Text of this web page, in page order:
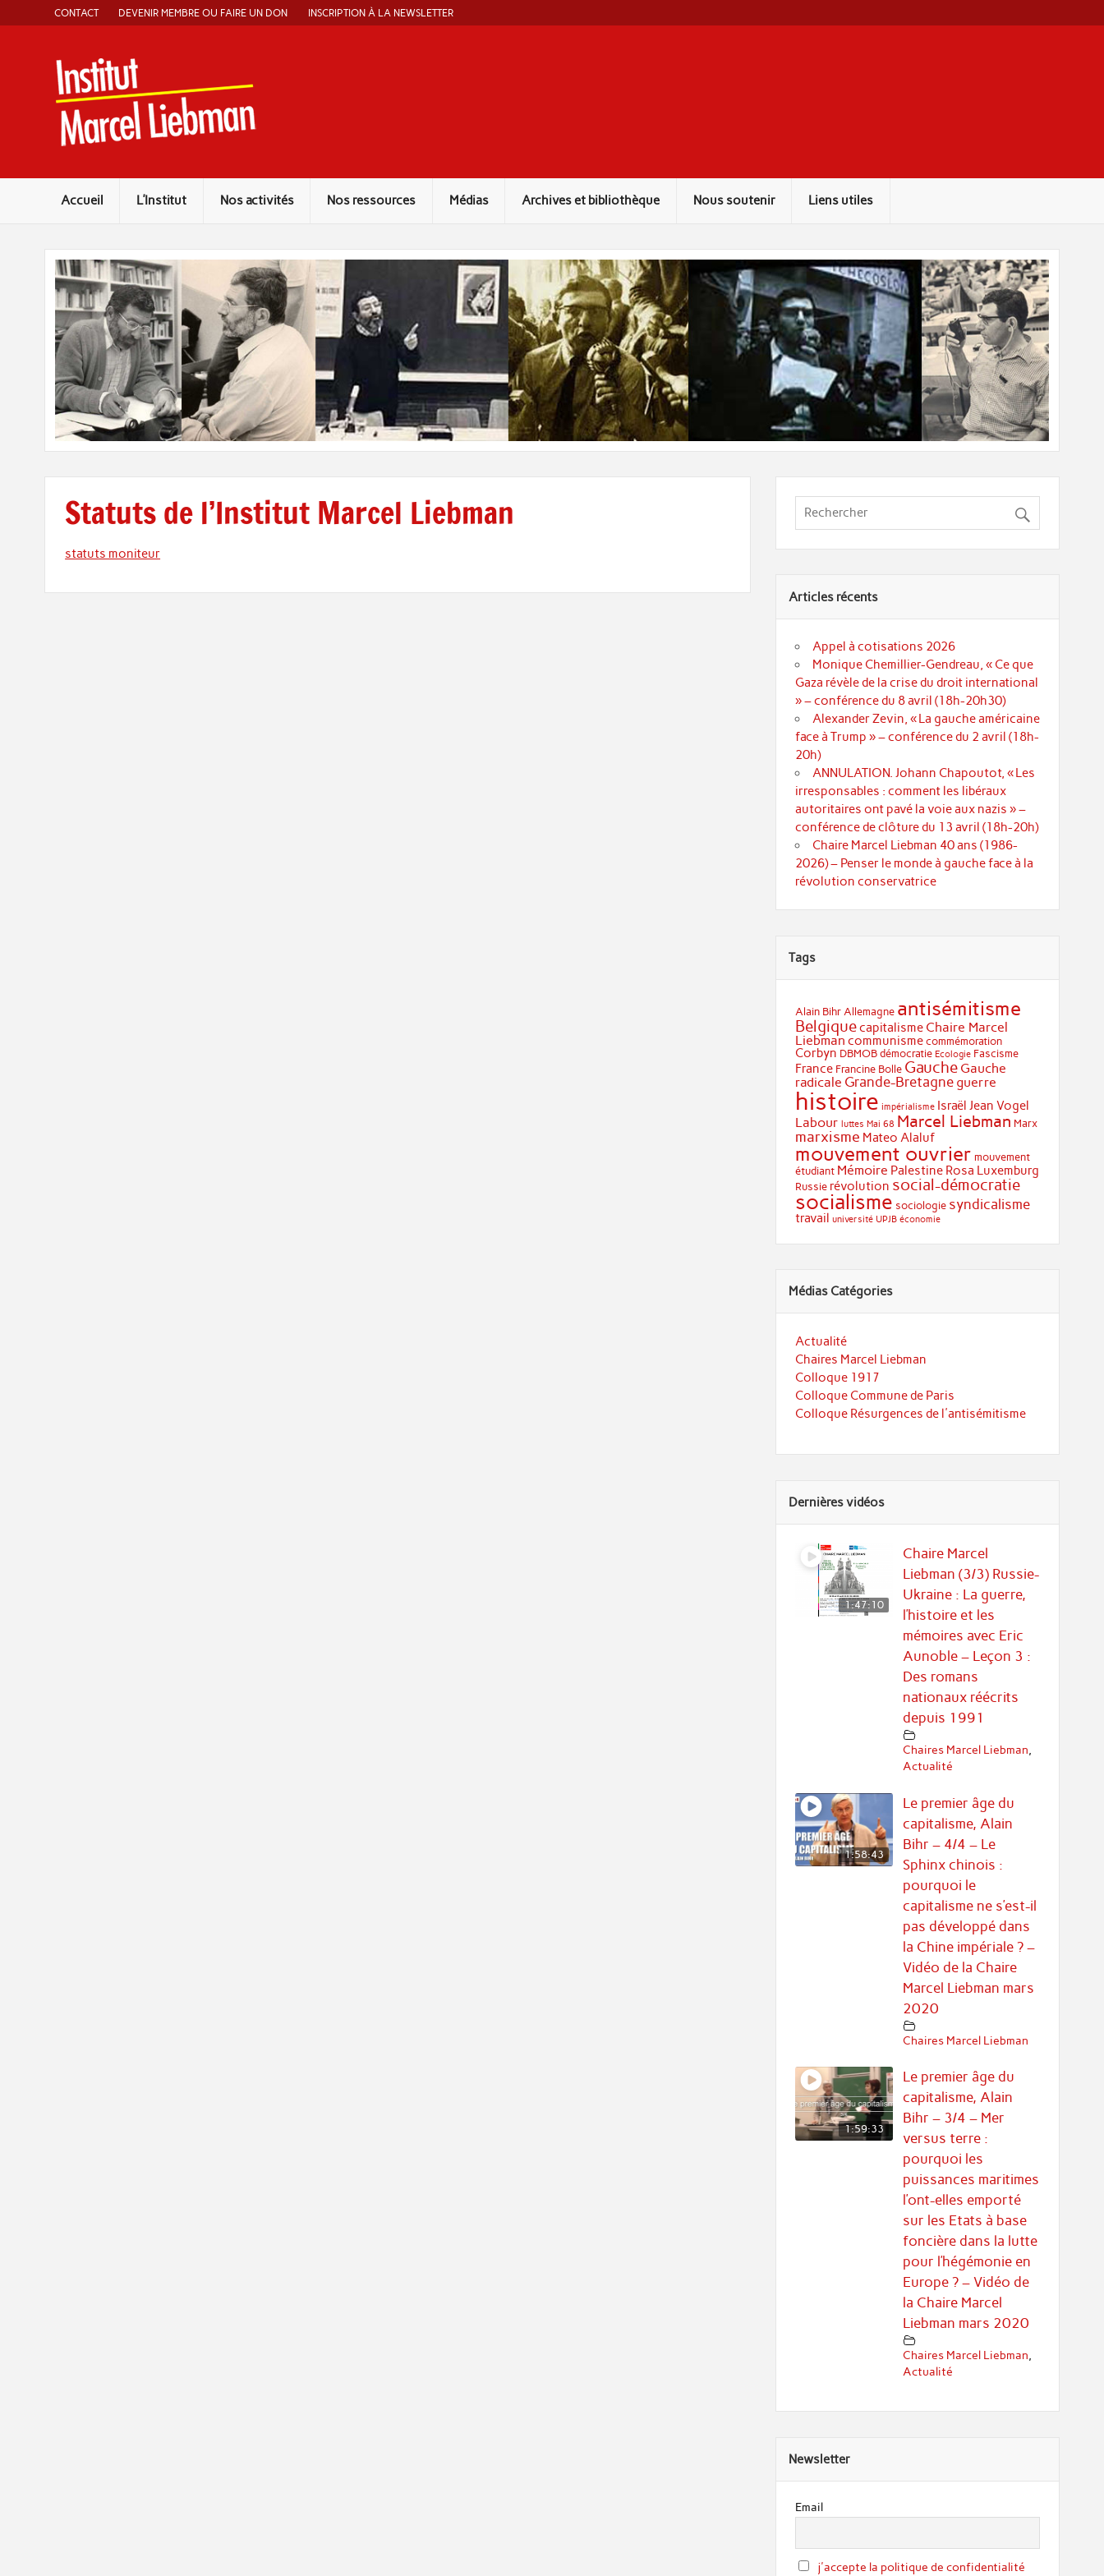
content
CONTACT DEVENIR MEMBRE OU FAIRE UN DON INSCRIPTION À LA NEWSLETTER
Accueil L’Institut Nos activités Nos ressources Médias Archives et bibliothèque Nous soutenir Liens utiles
Statuts de l’Institut Marcel Liebman
statuts moniteur
Articles récents
Appel à cotisations 2026
Monique Chemillier-Gendreau, « Ce que
Gaza révèle de la crise du droit international
» – conférence du 8 avril (18h-20h30)
Alexander Zevin, « La gauche américaine
face à Trump » – conférence du 2 avril (18h-
20h)
ANNULATION. Johann Chapoutot, « Les
irresponsables : comment les libéraux
autoritaires ont pavé la voie aux nazis » –
conférence de clôture du 13 avril (18h-20h)
Chaire Marcel Liebman 40 ans (1986-
2026) – Penser le monde à gauche face à la
révolution conservatrice
Tags
Alain Bihr Allemagne antisémitisme
Belgiquecapitalisme Chaire Marcel
Liebman communisme commémoration
Corbyn DBMOB démocratie Ecologie Fascisme
France Francine Bolle Gauche Gauche
radicale Grande-Bretagne guerre
histoire impérialisme Israël Jean Vogel
Labour luttes Mai 68 Marcel Liebman Marx
marxisme Mateo Alaluf
mouvement ouvrier mouvement
étudiant Mémoire Palestine Rosa Luxemburg
Russie révolution social-démocratie
socialisme sociologie syndicalisme
travail université UPJB économie
Médias Catégories
Actualité
Chaires Marcel Liebman
Colloque 1917
Colloque Commune de Paris
Colloque Résurgences de l'antisémitisme
Dernières vidéos
1:47:10
Chaire Marcel
Liebman (3/3) Russie-
Ukraine : La guerre,
l’histoire et les
mémoires avec Eric
Aunoble – Leçon 3 :
Des romans
nationaux réécrits
depuis 1991
Chaires Marcel Liebman
Actualité
1:58:43
Le premier âge du
capitalisme, Alain
Bihr – 4/4 – Le
Sphinx chinois :
pourquoi le
capitalisme ne s’est-il
pas développé dans
la Chine impériale ? –
Vidéo de la Chaire
Marcel Liebman mars
2020
Chaires Marcel Liebman
1:59:33
Le premier âge du
capitalisme, Alain
Bihr – 3/4 – Mer
versus terre :
pourquoi les
puissances maritimes
l’ont-elles emporté
sur les Etats à base
foncière dans la lutte
pour l’hégémonie en
Europe ? – Vidéo de
la Chaire Marcel
Liebman mars 2020
Chaires Marcel Liebman,
Actualité
Newsletter
Email
j'accepte la politique de confidentialité